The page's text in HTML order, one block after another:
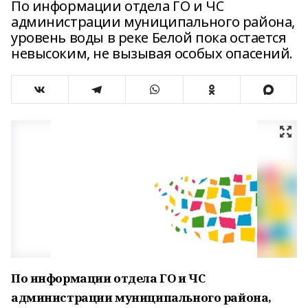
По информации отдела ГО и ЧС
администрации муниципального района,
уровень воды в реке Белой пока остается
невысоким, не вызывая особых опасений.
По информации отдела ГО и ЧС
администрации муниципального района,